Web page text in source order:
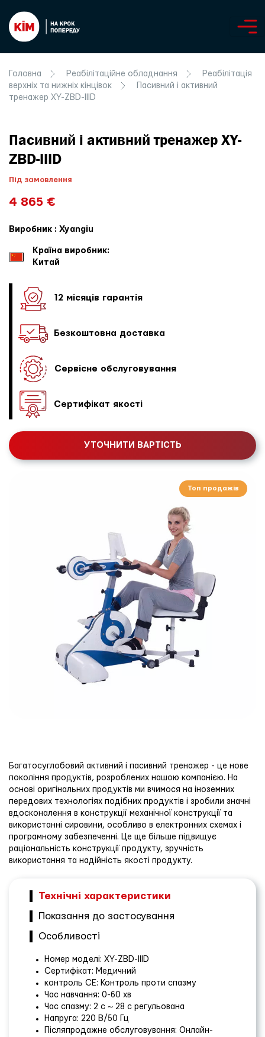
Головна Реабілітаційне обладнання
Реабілітація
верхніх та нижніх кінцівок
Пасивний і активний
тренажер XY-ZBD-IIID
Топ продажів
Пасивний і активний тренажер XY-
ZBD-IIID
Під замовлення
4 865 €
Виробник : Xyangiu
Країна виробник:
Китай
12 місяців гарантія
Безкоштовна доставка
Сервісне обслуговування
Сертифікат якості
УТОЧНИТИ ВАРТІСТЬ
Багатосуглобовий активний і пасивний тренажер - це нове
покоління продуктів, розроблених нашою компанією. На
основі оригінальних продуктів ми вчимося на іноземних
передових технологіях подібних продуктів і зробили значні
вдосконалення в конструкції механічної конструкції та
використанні сировини, особливо в електронних схемах і
програмному забезпеченні. Це ще більше підвищує
раціональність конструкції продукту, зручність
використання та надійність якості продукту.
Технічні характеристики
Показання до застосування
Особливості
Номер моделі: XY-ZBD-IIID
Сертифікат: Медичний
контроль CE: Контроль проти спазму
Час навчання: 0-60 хв
Час спазму: 2 с ~ 28 с регульована
Напруга: 220 В/50 Гц
Післяпродажне обслуговування: Онлайн-